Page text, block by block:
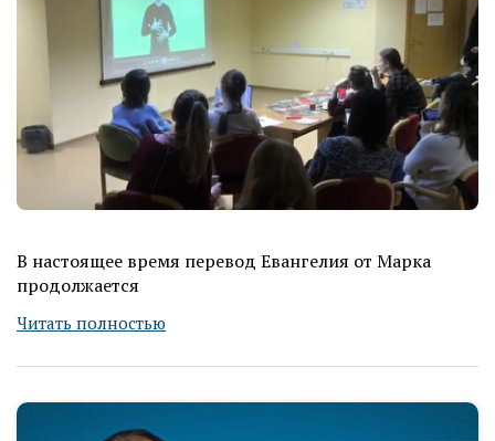
В настоящее время перевод Евангелия от Марка
продолжается
Читать полностью